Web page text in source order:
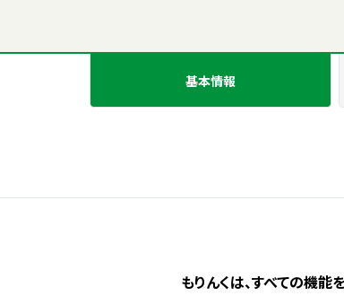
基本情報
もりんくは、すべての機能